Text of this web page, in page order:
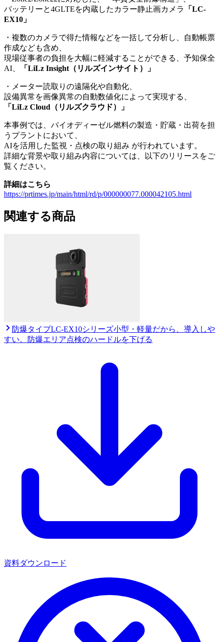
バッテリーと4GLTEを内蔵したカラー静止画カメラ
「LC-
EX10」
・複数のカメラで得た情報などを一括して分析し、自動帳票
作成なども含め、
現場従事者の負担を大幅に軽減することができる、予知保全
AI、
「LiLz Insight（リルズインサイト）」
・メーター読取りの遠隔化や自動化、
設備異常を画像異常の自動数値化によって実現する、
「LiLz Cloud（リルズクラウド）」
本事例では、バイオディーゼル燃料の製造・貯蔵・出荷を担
うプラントにおいて、
AIを活用した監視・点検の取り組み が行われています。
詳細な背景や取り組み内容については、以下のリリースをご
覧ください。
詳細はこちら
https://prtimes.jp/main/html/rd/p/000000077.000042105.html
関連する商品
防爆タイプLC-EX10シリーズ小型・軽量だから、導入しや
すい。防爆エリア点検のハードルを下げる
資料ダウンロード